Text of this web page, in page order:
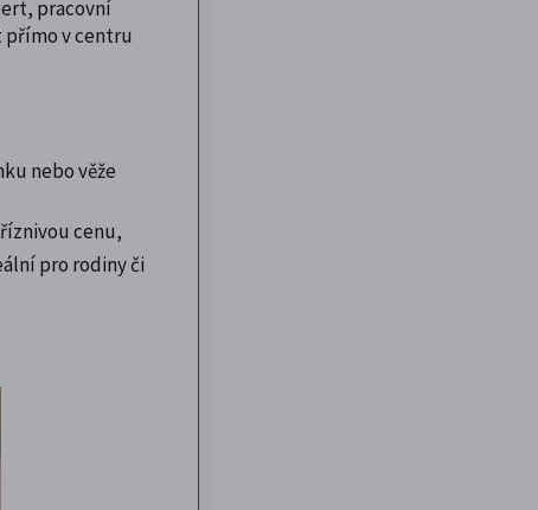
pracovní
v centru
nebo věže
cenu,
pro rodiny či